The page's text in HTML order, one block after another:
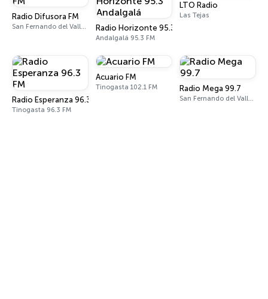
Radio Difusora FM
San Fernando del Valle de Catamarca 93.7 - 103.7 FM Radio Horizonte 95.3 Andalgalá
Andalgalá 95.3 FM
LTO Radio
Las Tejas
Radio Esperanza 96.3 FM
Tinogasta 96.3 FM
Acuario FM
Tinogasta 102.1 FM Radio Mega 99.7
San Fernando del Valle de Catamarca 99.7 FM